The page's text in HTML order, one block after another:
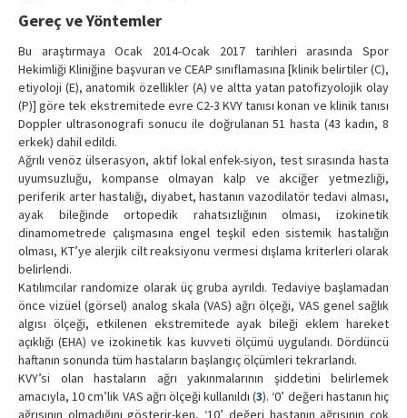
Gereç ve Yöntemler
Bu araştırmaya Ocak 2014-Ocak 2017 tarihleri arasında Spor
Hekimliği Kliniğine başvuran ve CEAP sınıflamasına [klinik belirtiler (C),
etiyoloji (E), anatomik özellikler (A) ve altta yatan patofizyolojik olay
(P)] göre tek ekstremitede evre C2-3 KVY tanısı konan ve klinik tanısı
Doppler ultrasonografi sonucu ile doğrulanan 51 hasta (43 kadın, 8
erkek) dahil edildi.
Ağrılı venöz ülserasyon, aktif lokal enfek-siyon, test sırasında hasta
uyumsuzluğu, kompanse olmayan kalp ve akciğer yetmezliği,
periferik arter hastalığı, diyabet, hastanın vazodilatör tedavi alması,
ayak bileğinde ortopedik rahatsızlığının olması, izokinetik
dinamometrede çalışmasına engel teşkil eden sistemik hastalığın
olması, KT’ye alerjik cilt reaksiyonu vermesi dışlama kriterleri olarak
belirlendi.
Katılımcılar randomize olarak üç gruba ayrıldı. Tedaviye başlamadan
önce vizüel (görsel) analog skala (VAS) ağrı ölçeği, VAS genel sağlık
algısı ölçeği, etkilenen ekstremitede ayak bileği eklem hareket
açıklığı (EHA) ve izokinetik kas kuvveti ölçümü uygulandı. Dördüncü
haftanın sonunda tüm hastaların başlangıç ölçümleri tekrarlandı.
KVY’si olan hastaların ağrı yakınmalarının şiddetini belirlemek
amacıyla, 10 cm’lik VAS ağrı ölçeği kullanıldı (3). ‘0’ değeri hastanın hiç
ağrısının olmadığını gösterir-ken, ‘10’ değeri hastanın ağrısının çok